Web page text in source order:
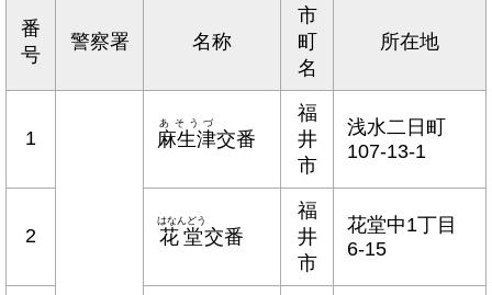
番
号
警察署 名称
市
町
名
所在地
1 麻生津
あそうづ
交番
福
井
市
浅水二日町
107-13-1
2 花堂
はなんどう
交番
福
井
市
花堂中1丁目
6-15